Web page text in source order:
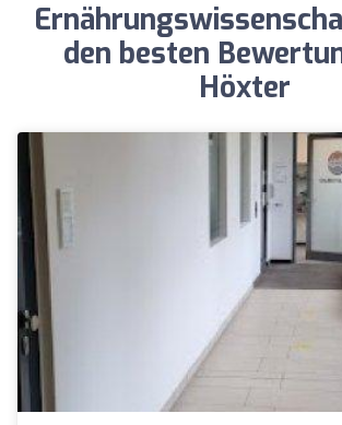
den besten
Höxter